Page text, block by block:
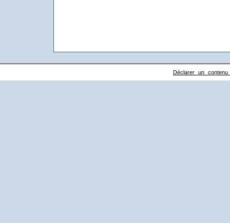
Déclarer un contenu